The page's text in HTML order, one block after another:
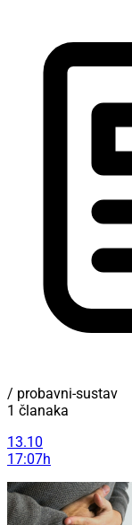
/ probavni-sustav
1 članaka
13.10
17:07h